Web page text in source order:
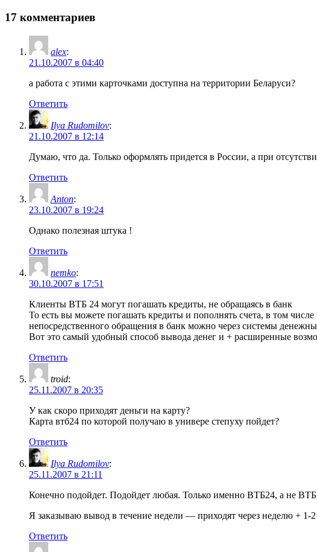
17 комментариев
alex:
21.10.2007 в 04:40
а работа с этими карточками доступна на территории Беларуси?
Ответить
Ilya Rudomilov:
21.10.2007 в 12:14
Думаю, что да. Только оформлять придется в России, а при
Ответить
Anton:
23.10.2007 в 19:24
Однако полезная штука !
Ответить
nemko:
30.10.2007 в 17:51
Клиенты ВТБ 24 могут погашать кредиты, не обращаясь в банк
То есть вы можете погашать кредиты и пополнять счета, в том
непосредственного обращения в банк можно через системы
Вот это самый удобный способ вывода денег и + расширенные
Ответить
troid:
25.11.2007 в 20:35
У как скоро приходят деньги на карту?
Карта втб24 по которой получаю в универе степуху пойдет?
Ответить
Ilya Rudomilov:
25.11.2007 в 21:11
Конечно подойдет. Подойдет любая. Только именно ВТБ24, а не
Я заказываю вывод в течение недели — приходят через неделю + 1-2
Ответить